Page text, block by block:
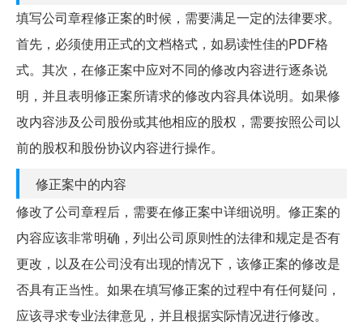
填写公司章程修正案的时候，需要满足一定的法律要求。
首先，必须使用正式的文档格式，如易读性佳的PDF格
式。其次，在修正案中应对不同的修改内容进行逐条说
明，并且表明修正案所请求的修改内容具体说明。如果修
改内容涉及公司股份或其他相应的股权，需要按照公司以
前的股权和股份协议内容进行操作。
修正案中的内容
修改了公司章程后，需要在修正案中详细说明。修正案的
内容应该非常明确，列出公司原则性的法律和规定是否有
更改，以及在公司没有出现的情况下，该修正案的修改是
否具有正当性。如果在填写修正案的过程中有任何疑问，
应该寻求专业法律意见，并且根据实际情况进行修改。